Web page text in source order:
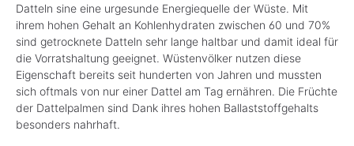
Datteln sine eine urgesunde Energiequelle der Wüste. Mit
ihrem hohen Gehalt an Kohlenhydraten zwischen 60 und 70%
sind getrocknete Datteln sehr lange haltbar und damit ideal für
die Vorratshaltung geeignet. Wüstenvölker nutzen diese
Eigenschaft bereits seit hunderten von Jahren und mussten
sich oftmals von nur einer Dattel am Tag ernähren. Die Früchte
der Dattelpalmen sind Dank ihres hohen Ballaststoffgehalts
besonders nahrhaft.